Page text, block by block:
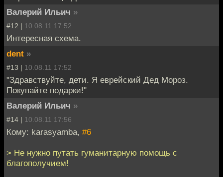
Валерий Ильич »
#12 | 10.08.11 17:52
Интересная схема.
dent »
#13 | 10.08.11 17:52
"Здравствуйте, дети. Я еврейский Дед Мороз.
Покупайте подарки!"
Валерий Ильич »
#14 | 10.08.11 17:56
Кому: karasyamba, #6
> Не нужно путать гуманитарную помощь с
благополучием!